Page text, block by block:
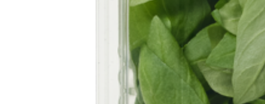
Dressing
Vinägrett
Örtolja